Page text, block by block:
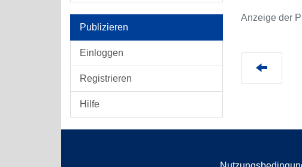
Publizieren
Einloggen
Registrieren
Hilfe
Anzeige der